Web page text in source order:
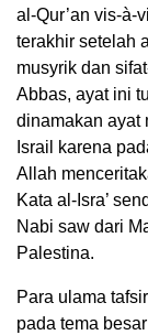
al-Qur’an vis-à-
terakhir setelah
musyrik dan
Abbas, ayat ini
dinamakan ayat
Israil karena
Allah
Kata al-Isra’
Nabi saw dari
Palestina.
Para ulama
pada tema